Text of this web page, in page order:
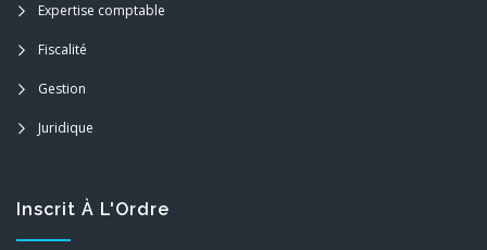
Expertise comptable
Fiscalité
Gestion
Juridique
Inscrit À L'Ordre